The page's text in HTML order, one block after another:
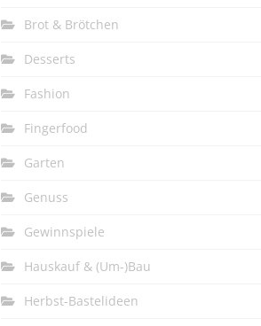
Brot & Brötchen
Desserts
Fashion
Fingerfood
Garten
Genuss
Gewinnspiele
Hauskauf & (Um-)Bau
Herbst-Bastelideen